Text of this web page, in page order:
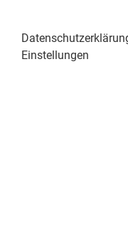
Einstellungen